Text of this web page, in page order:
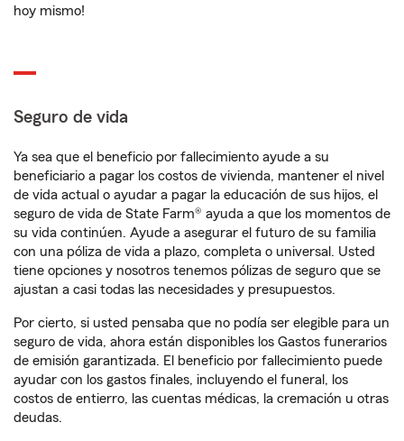
hoy mismo!
Seguro de vida
Ya sea que el beneficio por fallecimiento ayude a su
beneficiario a pagar los costos de vivienda, mantener el nivel
de vida actual o ayudar a pagar la educación de sus hijos, el
seguro de vida de State Farm® ayuda a que los momentos de
su vida continúen. Ayude a asegurar el futuro de su familia
con una póliza de vida a plazo, completa o universal. Usted
tiene opciones y nosotros tenemos pólizas de seguro que se
ajustan a casi todas las necesidades y presupuestos.
Por cierto, si usted pensaba que no podía ser elegible para un
seguro de vida, ahora están disponibles los Gastos funerarios
de emisión garantizada. El beneficio por fallecimiento puede
ayudar con los gastos finales, incluyendo el funeral, los
costos de entierro, las cuentas médicas, la cremación u otras
deudas.